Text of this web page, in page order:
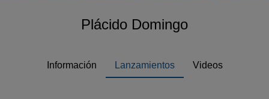
Plácido Domingo
Información Lanzamientos Videos